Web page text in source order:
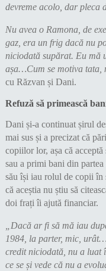
devreme acolo, dar pleca
Nu avea o Ramona, de
gaz, era un frig dacă nu
niciodată supărat. Eu mă
așa…Cum se motiva tata,
cu Răzvan și Dani.
Refuză să primească
Dani și-a continuat șirul
mai sus și a precizat că
copiilor lor, așa că acceptă
sau a primi bani din
său își iau rolul de copii
că aceștia nu știu să
doi frați îi ajută financiar.
„Dacă ar fi să mă iau
1984, la parter, mic,
credit niciodată, nu a luat
ce se și vede că nu a